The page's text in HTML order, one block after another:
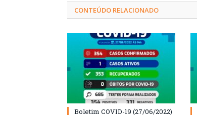
CONTEÚDO RELACIONADO
Boletim COVID-19 (27/06/2022)